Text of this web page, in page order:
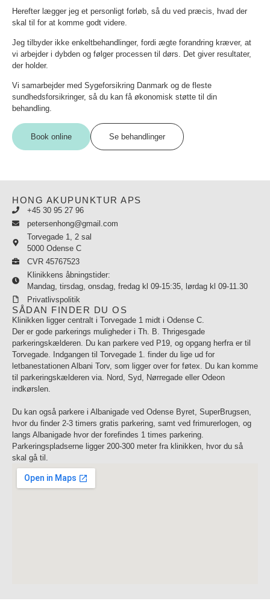
Herefter lægger jeg et personligt forløb, så du ved præcis, hvad der
skal til for at komme godt videre.
Jeg tilbyder ikke enkeltbehandlinger, fordi ægte forandring kræver, at
vi arbejder i dybden og følger processen til dørs. Det giver resultater,
der holder.
Vi samarbejder med Sygeforsikring Danmark og de fleste
sundhedsforsikringer, så du kan få økonomisk støtte til din
behandling.
Book online Se behandlinger
HONG AKUPUNKTUR APS
+45 30 95 27 96
petersenhong@gmail.com
Torvegade 1, 2 sal
5000 Odense C
CVR 45767523
Klinikkens åbningstider:
Mandag, tirsdag, onsdag, fredag kl 09-15:35, lørdag kl 09-11.30
Privatlivspolitik
SÅDAN FINDER DU OS
Klinikken ligger centralt i Torvegade 1 midt i Odense C.
Der er gode parkerings muligheder i Th. B. Thrigesgade
parkeringskælderen. Du kan parkere ved P19, og opgang herfra er til
Torvegade. Indgangen til Torvegade 1. finder du lige ud for
letbanestationen Albani Torv, som ligger over for føtex. Du kan komme
til parkeringskælderen via. Nord, Syd, Nørregade eller Odeon
indkørslen.
Du kan også parkere i Albanigade ved Odense Byret, SuperBrugsen,
hvor du finder 2-3 timers gratis parkering, samt ved frimurerlogen, og
langs Albanigade hvor der forefindes 1 times parkering.
Parkeringspladserne ligger 200-300 meter fra klinikken, hvor du så
skal gå til.